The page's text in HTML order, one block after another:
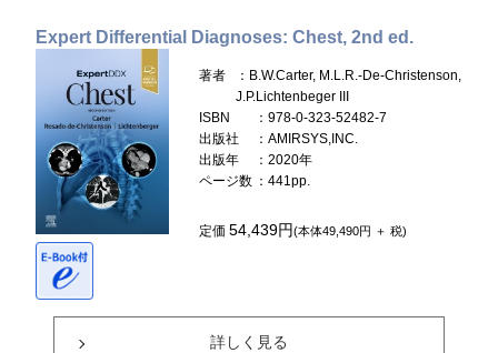
Expert Differential Diagnoses: Chest, 2nd ed.
著者
：B.W.Carter, M.L.R.-De-Christenson,
J.P.Lichtenbeger III
ISBN
：978-0-323-52482-7
出版社
：AMIRSYS,INC.
出版年
：2020年
ページ数 ：441pp.
定価54,439円(本体49,490円 ＋ 税)
詳しく見る